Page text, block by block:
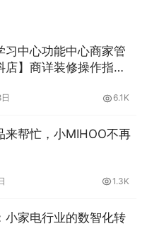
习中心功能中心商家管
店】商详装修操作指
6.1K
来帮忙，小MIHOO不再
1.3K
小家电行业的数智化转